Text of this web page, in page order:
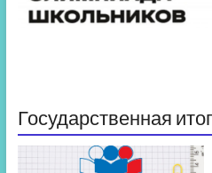
Государственная